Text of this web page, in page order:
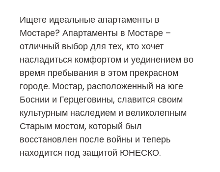
Ищете идеальные апартаменты в
Мостаре? Апартаменты в Мостаре –
отличный выбор для тех, кто хочет
насладиться комфортом и уединением во
время пребывания в этом прекрасном
городе. Мостар, расположенный на юге
Боснии и Герцеговины, славится своим
культурным наследием и великолепным
Старым мостом, который был
восстановлен после войны и теперь
находится под защитой ЮНЕСКО.